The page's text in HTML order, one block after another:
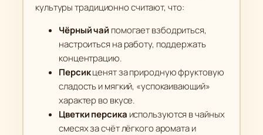
культуры традиционно считают, что:
Чёрный чай помогает взбодриться,
настроиться на работу, поддержать
концентрацию.
Персикценят за природную фруктовую
сладость и мягкий, «успокаивающий»
характер во вкусе.
Цветки персика используются в чайных
смесях за счёт лёгкого аромата и